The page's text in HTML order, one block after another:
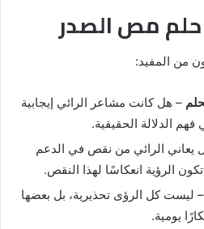
حلم مص الصدر
من المفيد:
– هل كانت مشاعر الرائي إيجابية
الدلالة الحقيقية.
يعاني الرائي من نقص في الدعم
الرؤية انعكاسًا لهذا النقص.
– ليست كل الرؤى تحذيرية، بل بعضها
يومية.